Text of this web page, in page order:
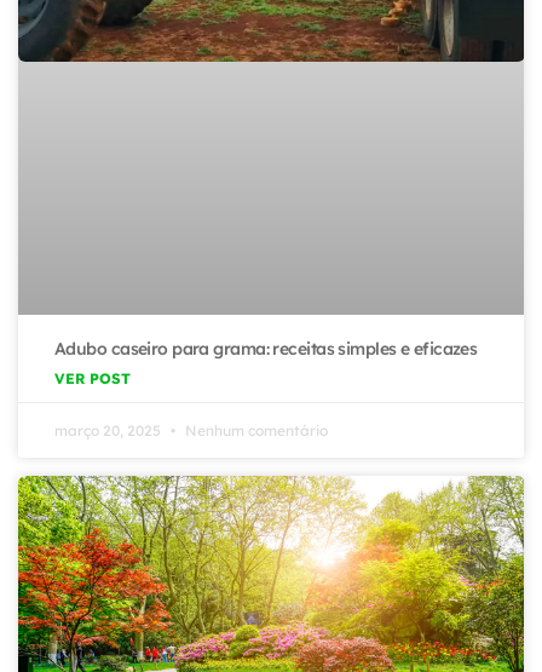
Adubo caseiro para grama: receitas simples e eficazes
VER POST
março 20, 2025 Nenhum comentário